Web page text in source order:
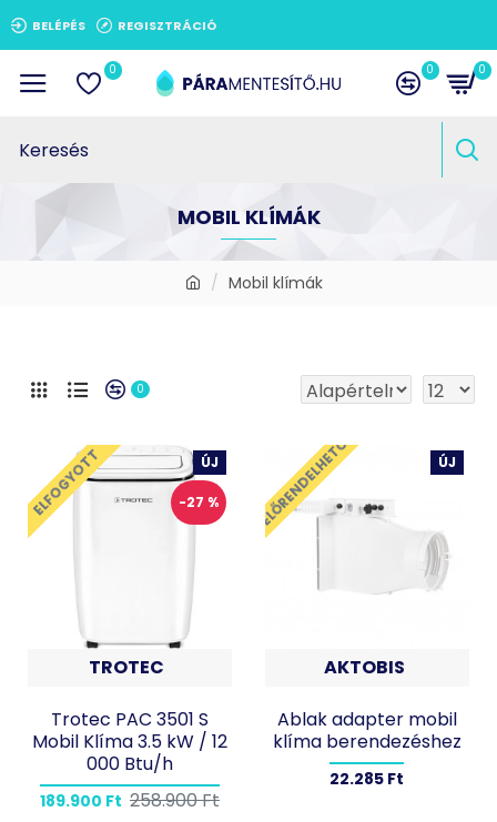
BELÉPÉS REGISZTRÁCIÓ
0 0 0
Mobil klímák
MOBIL KLÍMÁK
0
ÚJ
-27 %
ELFOGYOTT
TROTEC
Trotec PAC 3501 S
Mobil Klíma 3.5 kW / 12
000 Btu/h
189.900 Ft 258.900 Ft
ÚJ
ELŐRENDELHETŐ
AKTOBIS
Ablak adapter mobil
klíma berendezéshez
22.285 Ft